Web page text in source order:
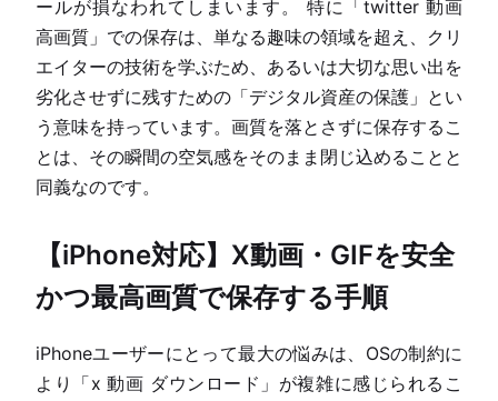
ールが損なわれてしまいます。 特に「twitter 動画
高画質」での保存は、単なる趣味の領域を超え、クリ
エイターの技術を学ぶため、あるいは大切な思い出を
劣化させずに残すための「デジタル資産の保護」とい
う意味を持っています。画質を落とさずに保存するこ
とは、その瞬間の空気感をそのまま閉じ込めることと
同義なのです。
【iPhone対応】X動画・GIFを安全
かつ最高画質で保存する手順
iPhoneユーザーにとって最大の悩みは、OSの制約に
より「x 動画 ダウンロード」が複雑に感じられるこ